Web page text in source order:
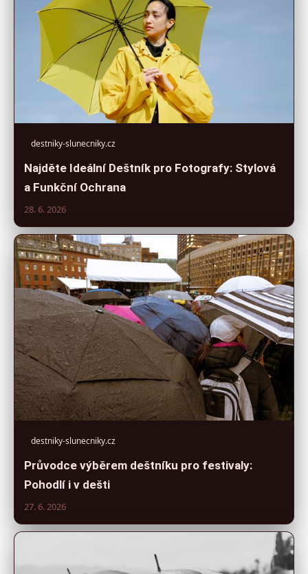
destniky-slunecniky.cz
Najděte Ideální Deštník pro Fotografy: Stylová
a Funkční Ochrana
28. 6. 2026
destniky-slunecniky.cz
Průvodce výběrem deštníku pro festivaly:
Pohodlí i v dešti
27. 6. 2026